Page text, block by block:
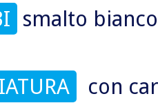
smalto
con